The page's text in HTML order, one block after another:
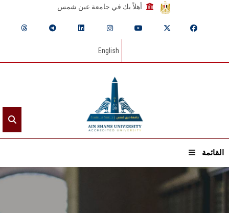
أهلاً بك في جامعة عين شمس
English
القائمة
الرئيسيـة